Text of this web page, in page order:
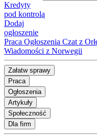
Kredyty
pod kontrolą
Dodaj
ogłoszenie
Praca Ogłoszenia Czat z
Wiadomości z Norwegii
Załatw sprawy
Praca
Ogłoszenia
Artykuły
Społeczność
Dla firm